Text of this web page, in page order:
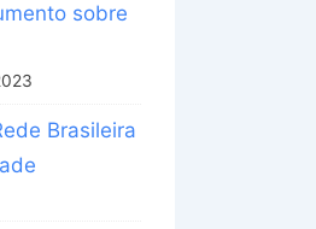
sobre
Brasileira